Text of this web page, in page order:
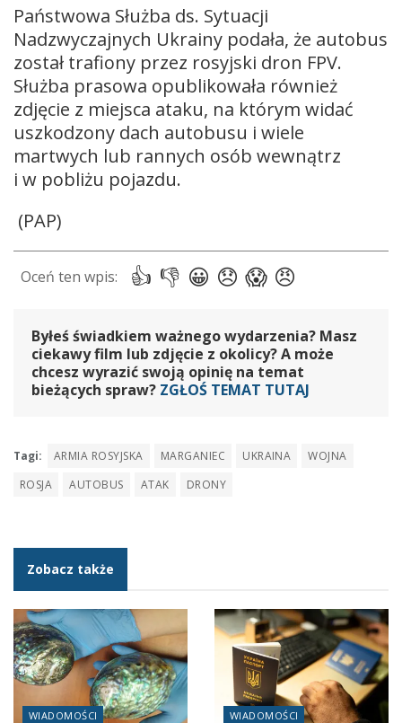
Państwowa Służba ds. Sytuacji
Nadzwyczajnych Ukrainy podała, że autobus
został trafiony przez rosyjski dron FPV.
Służba prasowa opublikowała również
zdjęcie z miejsca ataku, na którym widać
uszkodzony dach autobusu i wiele
martwych lub rannych osób wewnątrz
i w pobliżu pojazdu.
(PAP)
Byłeś świadkiem ważnego wydarzenia? Masz
ciekawy film lub zdjęcie z okolicy? A może
chcesz wyrazić swoją opinię na temat
bieżących spraw? ZGŁOŚ TEMAT TUTAJ
Tagi: ARMIA ROSYJSKA MARGANIEC UKRAINA
WOJNA
ROSJA
AUTOBUS ATAK DRONY
Zobacz także
WIADOMOŚCI WIADOMOŚCI